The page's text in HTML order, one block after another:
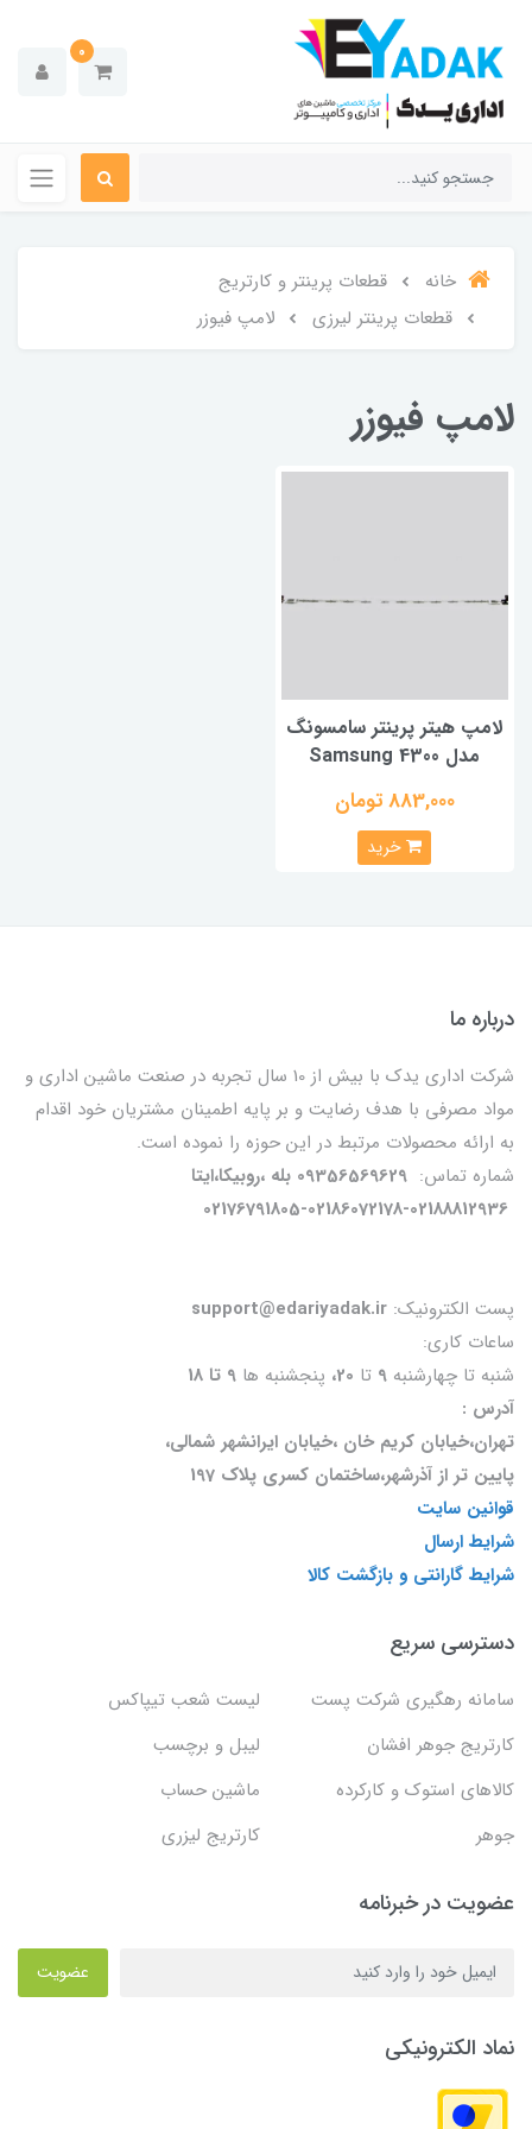
0
خانه
قطعات پرینتر و کارتریج
قطعات پرینتر لیرزی
لامپ فیوزر
لامپ فیوزر
لامپ هیتر پرینتر سامسونگ
مدل Samsung 4300
883,000 تومان
خرید
درباره ما
شرکت اداری یدک با بیش از 10 سال تجربه در صنعت ماشین اداری و
مواد مصرفی با هدف رضایت و بر پایه اطمینان مشتریان خود اقدام
به ارائه محصولات مرتبط در این حوزه را نموده است.
شماره تماس: 09356569629 بله ،روبیکا،ایتا
02176791805-02186072178-02188812936
پست الکترونیک:
ساعات کاری:
شنبه تا چهارشنبه 9 تا 20، پنجشنبه ها
آدرس :
تهران،خیابان کریم خان ،خیابان ایرانشهر شمالی،
پایین تر از آذرشهر،ساختمان کسری پلاک 197
قوانین سایت
شرایط ارسال
شرایط گارانتی و بازگشت کالا
دسترسی سریع
سامانه رهگیری شرکت پست
لیست شعب تیپاکس
کارتریج جوهر افشان
لیبل و برچسب
کالاهای استوک و کارکرده
ماشین حساب
جوهر
کارتریج لیزری
عضویت در خبرنامه
عضویت
نماد الکترونیکی